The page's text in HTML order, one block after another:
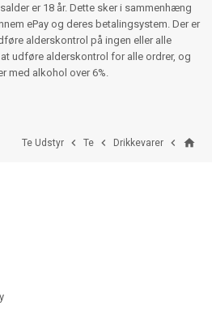
er 18 år. Dette sker i sammenhæng
ePay og deres betalingsystem. Der er
alderskontrol på ingen eller alle
udføre alderskontrol for alle ordrer, og
med alkohol over 6%.
home

Drikkevarer

Te

Te Udstyr